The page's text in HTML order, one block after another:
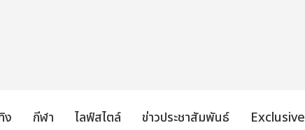
ง กีฬา ไลฟ์สไตล์ ข่าวประชาสัมพันธ์ Exclusive